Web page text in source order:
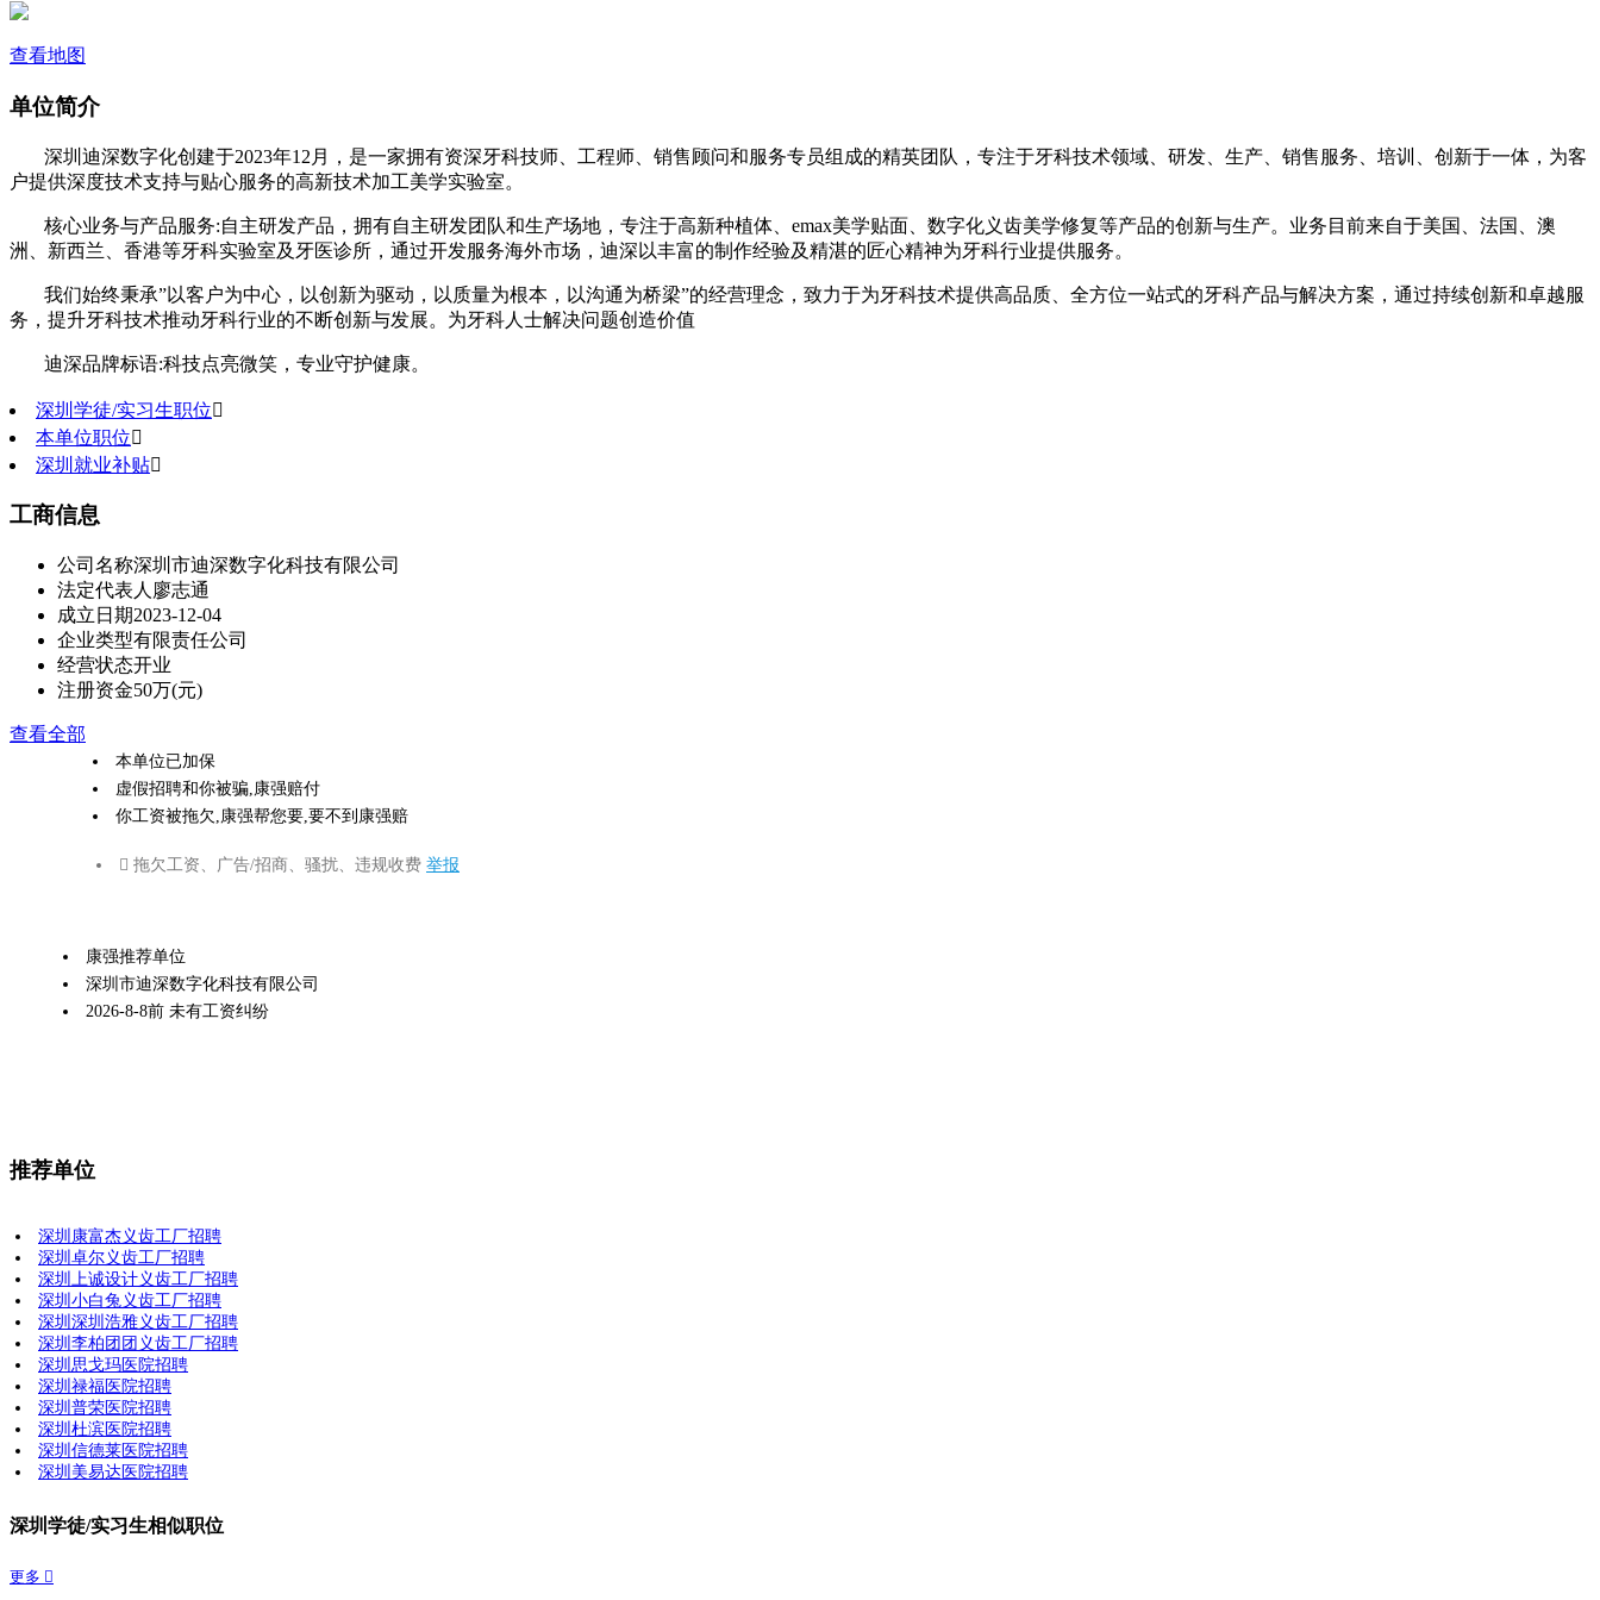
查看地图
单位简介
深圳迪深数字化创建于2023年12月，是一家拥有资深牙科技师、工程师、销售顾问和服务专员组成的精英团队，专注于牙科技术领域、研发、生产、销售服务、培训、创新于一体，为客
户提供深度技术支持与贴心服务的高新技术加工美学实验室。
核心业务与产品服务:自主研发产品，拥有自主研发团队和生产场地，专注于高新种植体、emax美学贴面、数字化义齿美学修复等产品的创新与生产。业务目前来自于美国、法国、澳
洲、新西兰、香港等牙科实验室及牙医诊所，通过开发服务海外市场，迪深以丰富的制作经验及精湛的匠心精神为牙科行业提供服务。
我们始终秉承”以客户为中心，以创新为驱动，以质量为根本，以沟通为桥梁”的经营理念，致力于为牙科技术提供高品质、全方位一站式的牙科产品与解决方案，通过持续创新和卓越服
务，提升牙科技术推动牙科行业的不断创新与发展。为牙科人士解决问题创造价值
迪深品牌标语:科技点亮微笑，专业守护健康。
深圳学徒/实习生职位
本单位职位
深圳就业补贴
工商信息
公司名称深圳市迪深数字化科技有限公司
法定代表人 廖志通
成立日期2023-12-04
企业类型有限责任公司
经营状态开业
注册资金50万(元)
查看全部
本单位已加保
虚假招聘和你被骗,康强赔付
你工资被拖欠,康强帮您要,要不到康强赔
 拖欠工资、广告/招商、骚扰、违规收费 举报
康强推荐单位
深圳市迪深数字化科技有限公司
2026-8-8前 未有工资纠纷
推荐单位
深圳康富杰义齿工厂招聘
深圳卓尔义齿工厂招聘
深圳上诚设计义齿工厂招聘
深圳小白兔义齿工厂招聘
深圳深圳浩雅义齿工厂招聘
深圳李柏团团义齿工厂招聘
深圳思戈玛医院招聘
深圳禄福医院招聘
深圳普荣医院招聘
深圳杜滨医院招聘
深圳信德莱医院招聘
深圳美易达医院招聘
深圳学徒/实习生相似职位
更多 